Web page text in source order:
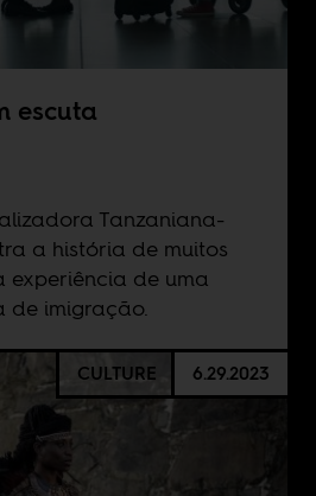
escuta
Tanzaniana-
a história de muitos
experiência de uma
de imigração.
CULTURE 6.29.2023